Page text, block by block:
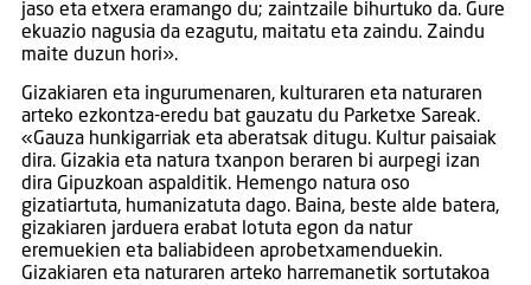
jaso eta etxera eramango du; zaintzaile bihurtuko da. Gure
ekuazio nagusia da ezagutu, maitatu eta zaindu. Zaindu
maite duzun hori».
Gizakiaren eta ingurumenaren, kulturaren eta naturaren
arteko ezkontza-eredu bat gauzatu du Parketxe Sareak.
«Gauza hunkigarriak eta aberatsak ditugu. Kultur paisaiak
dira. Gizakia eta natura txanpon beraren bi aurpegi izan
dira Gipuzkoan aspalditik. Hemengo natura oso
gizatiartuta, humanizatuta dago. Baina, beste alde batera,
gizakiaren jarduera erabat lotuta egon da natur
eremuekien eta baliabideen aprobetxamenduekin.
Gizakiaren eta naturaren arteko harremanetik sortutakoa